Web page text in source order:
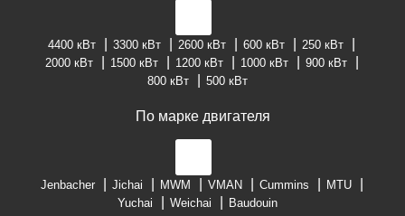
4400 кВт 3300 кВт 2600 кВт 600 кВт
250 кВт
2000 кВт
1500 кВт 1200 кВт 1000 кВт
900 кВт
800 кВт
500 кВт
По марке двигателя
Jenbacher Jichai MWM VMAN Cummins
MTU
Yuchai
Weichai Baudouin